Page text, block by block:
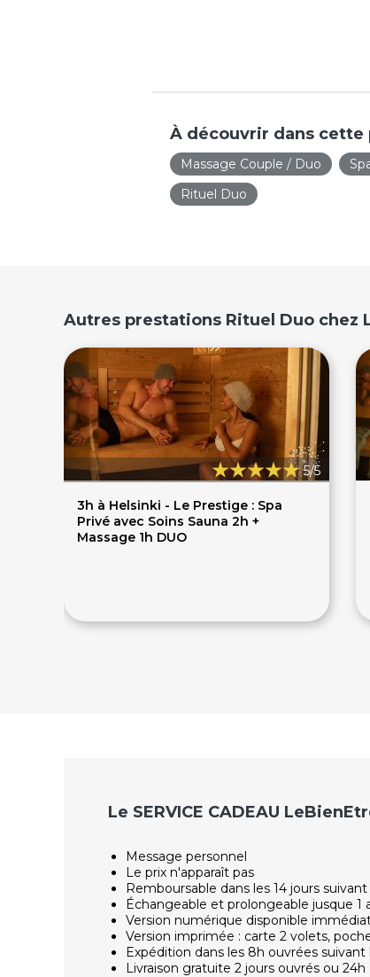
À découvrir dans cette
Massage Couple / Duo
Rituel Duo
Autres prestations Rituel Duo chez
5/5
3h à Helsinki - Le Prestige : Spa
Privé avec Soins Sauna 2h +
Massage 1h DUO
Le SERVICE CADEAU
Message personnel
Le prix n'apparaît pas
Remboursable dans les 14 jours
Échangeable et prolongeable jusque
Version numérique disponible
Version imprimée : carte 2 volets,
Expédition dans les 8h ouvrées
Livraison gratuite 2 jours ouvrés ou 24h